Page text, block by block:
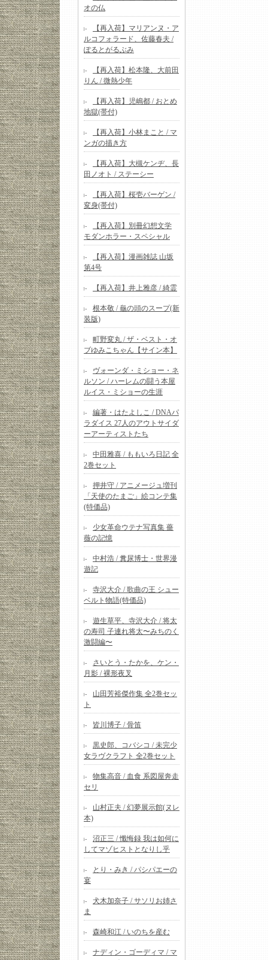
オの仏
【再入荷】マリアンヌ・ア
ルコフォラード、佐藤春夫 /
ぽるとがるぶみ
【再入荷】松本隆、大前田
りん / 微熱少年
【再入荷】児嶋都 / おとめ
地獄(帯付)
【再入荷】小林まこと / マ
ンガの描き方
【再入荷】大槻ケンヂ、長
田ノオト / ステーシー
【再入荷】桜壱バーゲン /
変身(帯付)
【再入荷】別冊幻想文学
モダンホラー・スペシャル
【再入荷】漫画雑誌 山坂
第4号
【再入荷】井上雅彦 / 綺霊
根本敬 / 龜の頭のスープ(新
装版)
町野変丸 / ザ・ベスト・オ
ブゆみこちゃん【サイン本】
ヴォーンダ・ミショー・ネ
ルソン / ハーレムの闘う本屋
ルイス・ミショーの生涯
編著・はたよしこ / DNAパ
ラダイス 27人のアウトサイダ
ーアーティストたち
中田雅喜 / ももいろ日記 全
2巻セット
押井守 / アニメージュ増刊
「天使のたまご」絵コンテ集
(特価品)
少女革命ウテナ写真集 薔
薇の記憶
中村浩 / 糞尿博士・世界漫
遊記
寺沢大介 / 歌曲の王 シュー
ベルト物語(特価品)
遊生草平、寺沢大介 / 将太
の寿司 子連れ将太〜みちのく
激闘編〜
さいとう・たかを、ケン・
月影 / 裸形夜叉
山田芳裕傑作集 全2巻セッ
ト
皆川博子 / 骨笛
黒史郎、コバシコ / 未完少
女ラヴクラフト 全2巻セット
物集高音 / 血食 系図屋奔走
セリ
山村正夫 / 幻夢展示館(ヌレ
本)
沼正三 / 懺悔録 我は如何に
してマゾヒストとなりし乎
とり・みき / パシパエーの
宴
犬木加奈子 / サソリお姉さ
ま
森崎和江 / いのちを産む
ナディン・ゴーディマ / マ